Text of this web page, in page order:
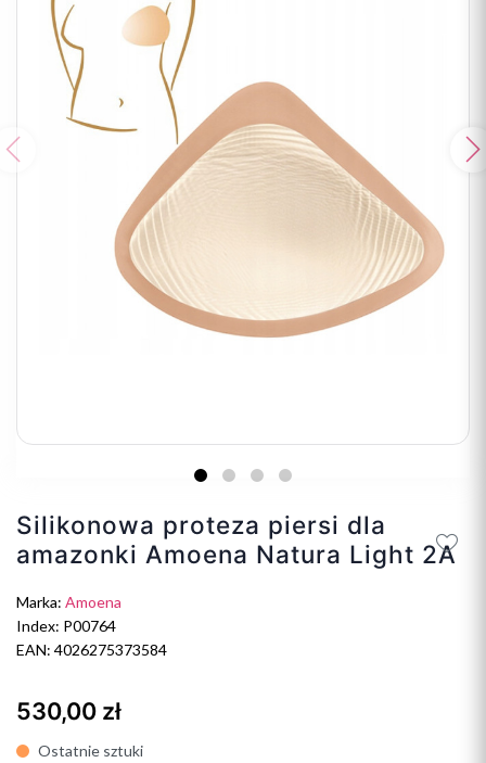
Poprzedni
Silikonowa proteza piersi dla
amazonki Amoena Natura Light 2A
Marka: Amoena
Index: P00764
EAN: 4026275373584
530,00 zł
Ostatnie sztuki